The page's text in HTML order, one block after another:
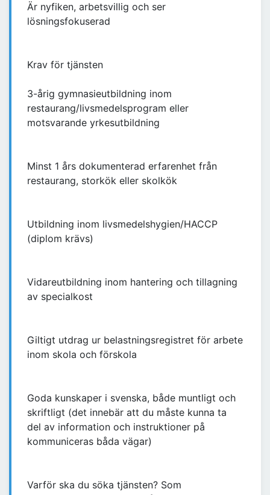
Är nyfiken, arbetsvillig och ser
lösningsfokuserad
Krav för tjänsten
3-årig gymnasieutbildning inom
restaurang/livsmedelsprogram eller
motsvarande yrkesutbildning
Minst 1 års dokumenterad erfarenhet från
restaurang, storkök eller skolkök
Utbildning inom livsmedelshygien/HACCP
(diplom krävs)
Vidareutbildning inom hantering och tillagning
av specialkost
Giltigt utdrag ur belastningsregistret för arbete
inom skola och förskola
Goda kunskaper i svenska, både muntligt och
skriftligt (det innebär att du måste kunna ta
del av information och instruktioner på
kommuniceras båda vägar)
Varför ska du söka tjänsten? Som